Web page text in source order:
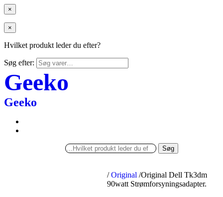
×
×
Hvilket produkt leder du efter?
Søg efter:
Geeko
Geeko
Søg
/ Original /Original Dell Tk3dm
90watt Strømforsyningsadapter.